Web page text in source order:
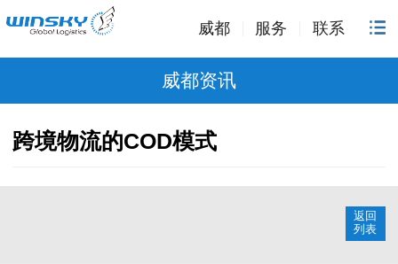
威都 服务 联系
威都资讯
跨境物流的COD模式
返回
列表